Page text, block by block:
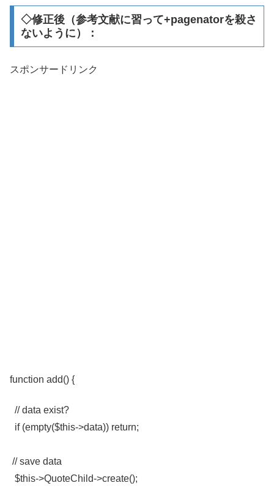
◇修正後（参考文献に習って+pagenatorを殺さ
ないように）：
スポンサードリンク
function add() {
// data exist?
if (empty($this->data)) return;
// save data
$this->QuoteChild->create();